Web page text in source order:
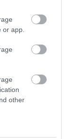
app.
other
Napján
kulturális
routes of the
ezzel
hatására a
megszervezi az